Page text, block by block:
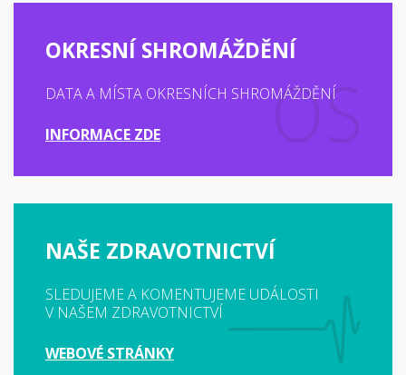
OKRESNÍ SHROMÁŽDĚNÍ
DATA A MÍSTA OKRESNÍCH SHROMÁŽDĚNÍ
INFORMACE ZDE
NAŠE ZDRAVOTNICTVÍ
SLEDUJEME A KOMENTUJEME UDÁLOSTI
V NAŠEM ZDRAVOTNICTVÍ
WEBOVÉ STRÁNKY